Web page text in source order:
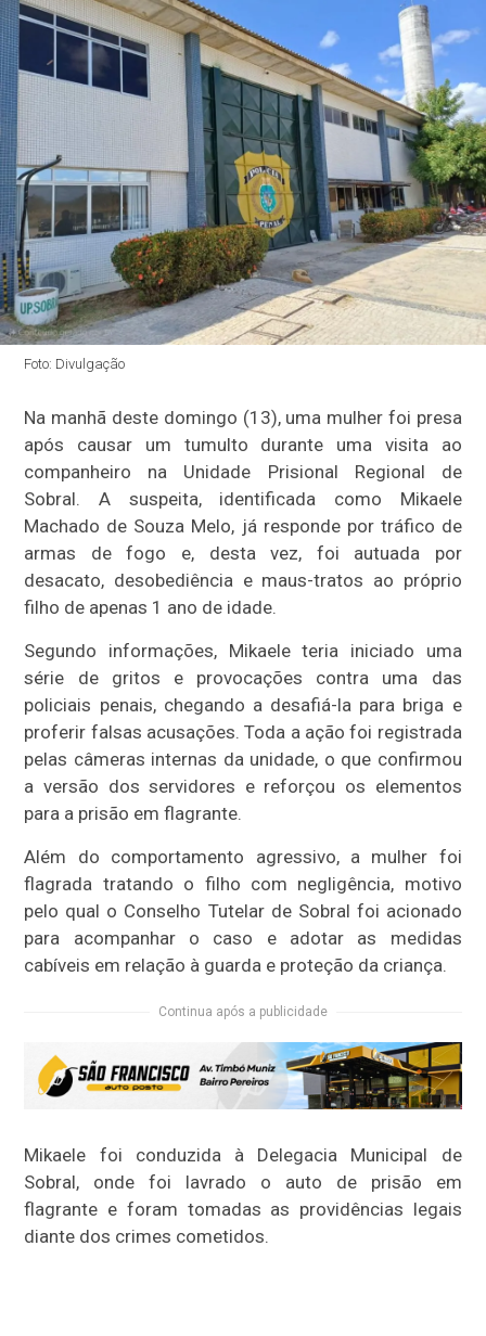
Foto: Divulgação
Na manhã deste domingo (13), uma mulher foi presa
após causar um tumulto durante uma visita ao
companheiro na Unidade Prisional Regional de
Sobral. A suspeita, identificada como Mikaele
Machado de Souza Melo, já responde por tráfico de
armas de fogo e, desta vez, foi autuada por
desacato, desobediência e maus-tratos ao próprio
filho de apenas 1 ano de idade.
Segundo informações, Mikaele teria iniciado uma
série de gritos e provocações contra uma das
policiais penais, chegando a desafiá-la para briga e
proferir falsas acusações. Toda a ação foi registrada
pelas câmeras internas da unidade, o que confirmou
a versão dos servidores e reforçou os elementos
para a prisão em flagrante.
Além do comportamento agressivo, a mulher foi
flagrada tratando o filho com negligência, motivo
pelo qual o Conselho Tutelar de Sobral foi acionado
para acompanhar o caso e adotar as medidas
cabíveis em relação à guarda e proteção da criança.
Continua após a publicidade
Mikaele foi conduzida à Delegacia Municipal de
Sobral, onde foi lavrado o auto de prisão em
flagrante e foram tomadas as providências legais
diante dos crimes cometidos.